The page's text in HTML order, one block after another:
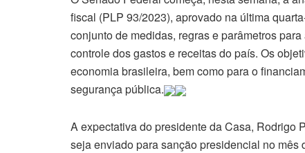
fiscal (PLP 93/2023), aprovado na última
conjunto de medidas, regras e parâmetros
controle dos gastos e receitas do país. Os
economia brasileira, bem como para o
segurança pública.
A expectativa do presidente da Casa, Rodrigo
seja enviado para sanção presidencial no mês